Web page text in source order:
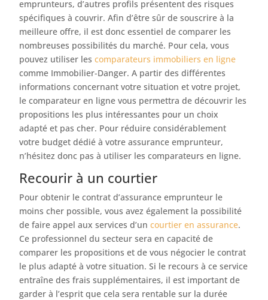
emprunteurs, d’autres profils présentent des risques
spécifiques à couvrir. Afin d’être sûr de souscrire à la
meilleure offre, il est donc essentiel de comparer les
nombreuses possibilités du marché. Pour cela, vous
pouvez utiliser lescomparateurs immobiliers en ligne
comme Immobilier-Danger. A partir des différentes
informations concernant votre situation et votre projet,
le comparateur en ligne vous permettra de découvrir les
propositions les plus intéressantes pour un choix
adapté et pas cher. Pour réduire considérablement
votre budget dédié à votre assurance emprunteur,
n’hésitez donc pas à utiliser les comparateurs en ligne.
Recourir à un courtier
Pour obtenir le contrat d’assurance emprunteur le
moins cher possible, vous avez également la possibilité
de faire appel aux services d’uncourtier en assurance.
Ce professionnel du secteur sera en capacité de
comparer les propositions et de vous négocier le contrat
le plus adapté à votre situation. Si le recours à ce service
entraîne des frais supplémentaires, il est important de
garder à l’esprit que cela sera rentable sur la durée